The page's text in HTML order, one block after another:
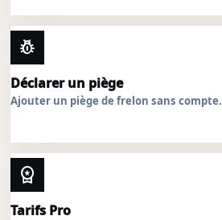
pest_control
Déclarer un piège
Ajouter un piège de frelon sans compte.
workspace_premium
Tarifs Pro